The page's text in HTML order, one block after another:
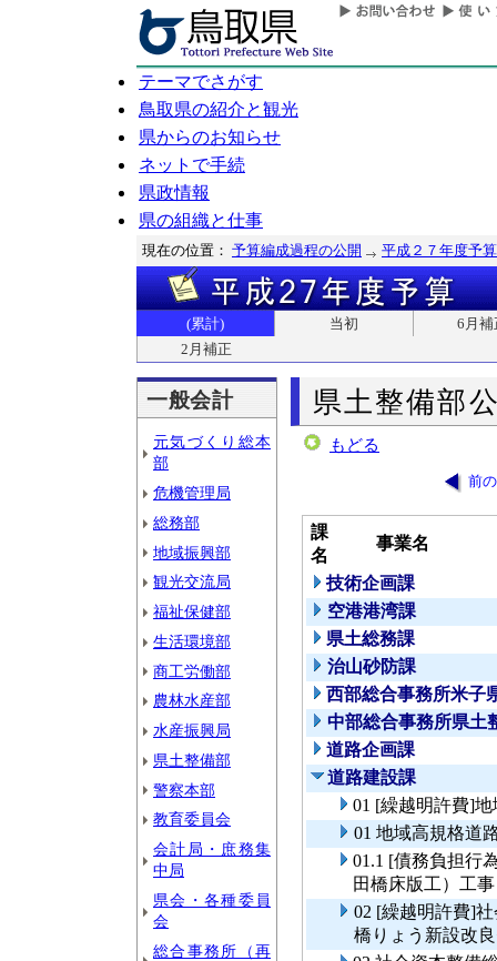
テーマでさがす
鳥取県の紹介と観光
県からのお知らせ
ネットで手続
県政情報
県の組織と仕事
現在の位置： 予算編成過程の公開 平成２７年度予算
(累計) 当初
6月補
2月補正
一般会計
元気づくり総本
部
危機管理局
総務部
地域振興部
観光交流局
福祉保健部
生活環境部
商工労働部
農林水産部
水産振興局
県土整備部
警察本部
教育委員会
会計局・庶務集
中局
県会・各種委員
会
総合事務所（再
県土整備部
もどる
前
課
名
事業名
技術企画課
空港港湾課
県土総務課
治山砂防課
西部総合事務所米子
中部総合事務所県土
道路企画課
道路建設課
01 [繰越明許費]
01 地域高規格道
01.1 [債務負担行
田橋床版工）工事
02 [繰越明許費]
橋りょう新設改